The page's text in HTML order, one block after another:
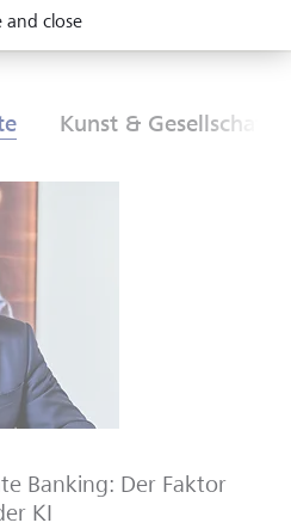
Kunst & Gesellschaft
Banking: Der Faktor
KI
and close